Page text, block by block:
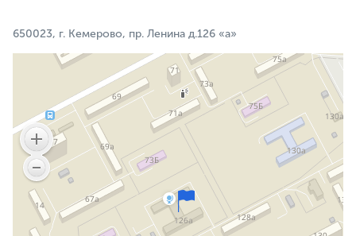
650023, г. Кемерово, пр. Ленина д.126 «а»